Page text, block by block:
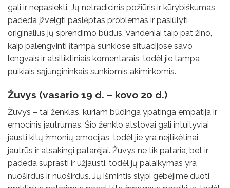
gali ir nepasiekti. Jų netradicinis požiūris ir kūrybiškumas
padeda įžvelgti paslėptas problemas ir pasiūlyti
originalius jų sprendimo būdus. Vandeniai taip pat žino,
kaip palengvinti įtampą sunkiose situacijose savo
lengvais ir atsitiktiniais komentarais, todėl jie tampa
puikiais sąjungininkais sunkiomis akimirkomis.
Žuvys (vasario 19 d. – kovo 20 d.)
Žuvys – tai ženklas, kuriam būdinga ypatinga empatija ir
emocinis jautrumas. Šio ženklo atstovai gali intuityviai
jausti kitų žmonių emocijas, todėl jie yra neįtikėtinai
jautrūs ir atsakingi patarėjai. Žuvys ne tik pataria, bet ir
padeda suprasti ir užjausti, todėl jų palaikymas yra
nuoširdus ir nuoširdus. Jų išmintis slypi gebėjime duoti